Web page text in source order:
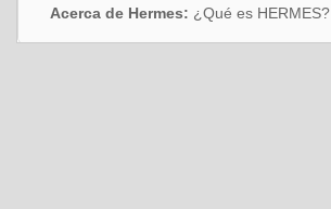
Acerca de Hermes: ¿Qué es HERMES?